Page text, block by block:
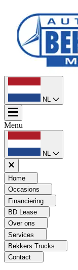
NL
Menu
NL
Home
Occasions
Financiering
BD Lease
Over ons
Services
Bekkers Trucks
Contact